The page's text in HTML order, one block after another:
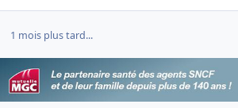
1 mois plus tard...